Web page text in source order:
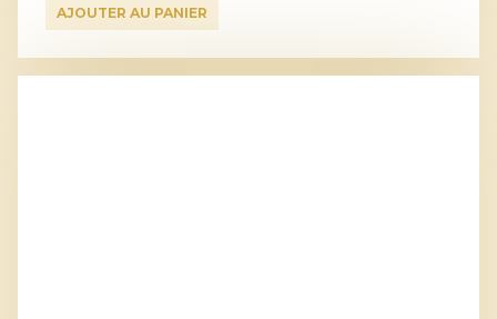
AJOUTER AU PANIER